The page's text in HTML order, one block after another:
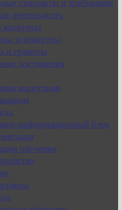
деятельность
и конкурсы
и грамоты
достижения
коррупции
информационный блок
обучения